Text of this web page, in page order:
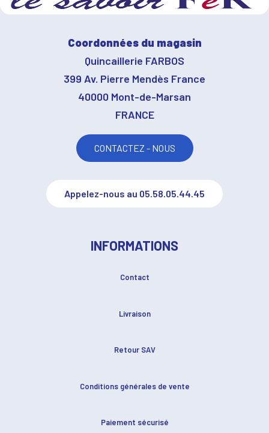
Coordonnées du magasin
Quincaillerie FARBOS
399 Av. Pierre Mendès France
40000 Mont-de-Marsan
FRANCE
CONTACTEZ - NOUS
Appelez-nous au 05.58.05.44.45
INFORMATIONS
Contact
Livraison
Retour SAV
Conditions générales de vente
Paiement sécurisé